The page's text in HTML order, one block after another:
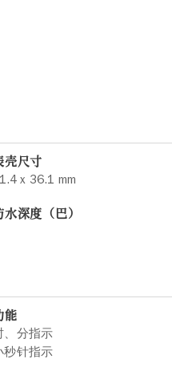
壳尺寸
x 36.1 mm
水深度（巴）
能
、分指示
秒针指示